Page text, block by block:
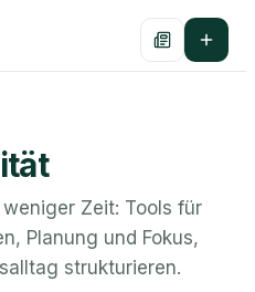
Zeit: Tools für
Planung und Fokus,
strukturieren.